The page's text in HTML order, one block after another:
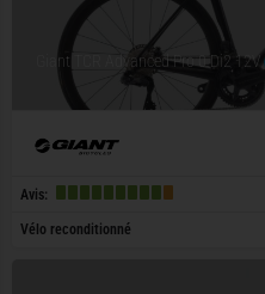
Giant TCR Advanced Pro 0 Di2 12V
Avis:
Vélo reconditionné